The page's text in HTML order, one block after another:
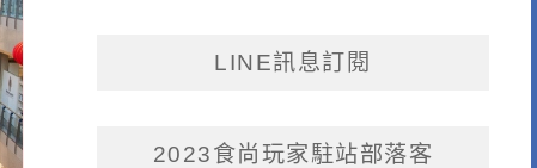
LINE訊息訂閱
2023食尚玩家駐站部落客